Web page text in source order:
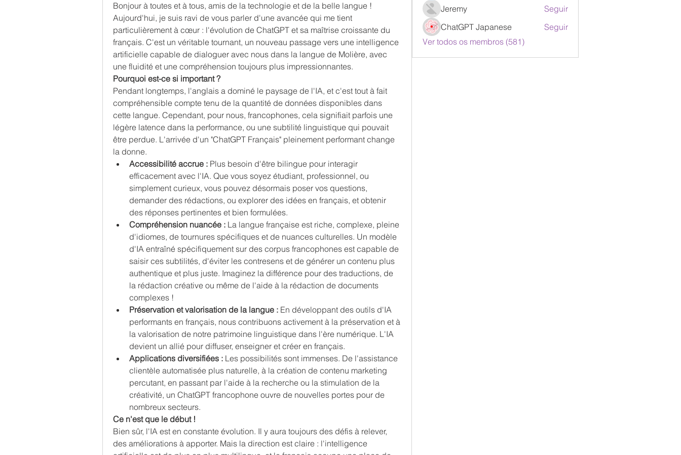
Bonjour à toutes et à tous, amis de la technologie et de la belle langue !
Aujourd'hui, je suis ravi de vous parler d'une avancée qui me tient
particulièrement à cœur : l'évolution de ChatGPT et sa maîtrise croissante du
français. C'est un véritable tournant, un nouveau passage vers une intelligence
artificielle capable de dialoguer avec nous dans la langue de Molière, avec
une fluidité et une compréhension toujours plus impressionnantes.
Pourquoi est-ce si important ?
Pendant longtemps, l'anglais a dominé le paysage de l'IA, et c'est tout à fait
compréhensible compte tenu de la quantité de données disponibles dans
cette langue. Cependant, pour nous, francophones, cela signifiait parfois une
légère latence dans la performance, ou une subtilité linguistique qui pouvait
être perdue. L'arrivée d'un "ChatGPT Français" pleinement performant change
la donne.
Accessibilité accrue : Plus besoin d'être bilingue pour interagir
efficacement avec l'IA. Que vous soyez étudiant, professionnel, ou
simplement curieux, vous pouvez désormais poser vos questions,
demander des rédactions, ou explorer des idées en français, et obtenir
des réponses pertinentes et bien formulées.
Compréhension nuancée : La langue française est riche, complexe, pleine
d'idiomes, de tournures spécifiques et de nuances culturelles. Un modèle
d'IA entraîné spécifiquement sur des corpus francophones est capable de
saisir ces subtilités, d'éviter les contresens et de générer un contenu plus
authentique et plus juste. Imaginez la différence pour des traductions, de
la rédaction créative ou même de l'aide à la rédaction de documents
complexes !
Préservation et valorisation de la langue : En développant des outils d'IA
performants en français, nous contribuons activement à la préservation et à
la valorisation de notre patrimoine linguistique dans l'ère numérique. L'IA
devient un allié pour diffuser, enseigner et créer en français.
Applications diversifiées : Les possibilités sont immenses. De l'assistance
clientèle automatisée plus naturelle, à la création de contenu marketing
percutant, en passant par l'aide à la recherche ou la stimulation de la
créativité, un ChatGPT francophone ouvre de nouvelles portes pour de
nombreux secteurs.
Ce n'est que le début !
Bien sûr, l'IA est en constante évolution. Il y aura toujours des défis à relever,
des améliorations à apporter. Mais la direction est claire : l'intelligence
Jeremy
Seguir
ChatGPT Japanese
Seguir
Ver todos os membros (581)